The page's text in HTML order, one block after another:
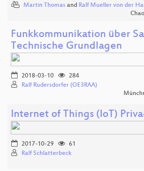
Martin Thomas and Ralf Mueller von der
Funkkommunikation über
Technische Grundlagen
2018-03-10
284
Ralf Rudersdorfer (OE3RAA)
Internet of Things (IoT)
2017-10-29
61
Ralf Schlatterbeck